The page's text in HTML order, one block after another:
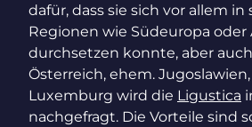
dafür, dass sie sich vor allem
Regionen wie Südeuropa oder
durchsetzen konnte, aber
Österreich, ehem.
Luxemburg wird die Ligustica
nachgefragt. Die Vorteile sind